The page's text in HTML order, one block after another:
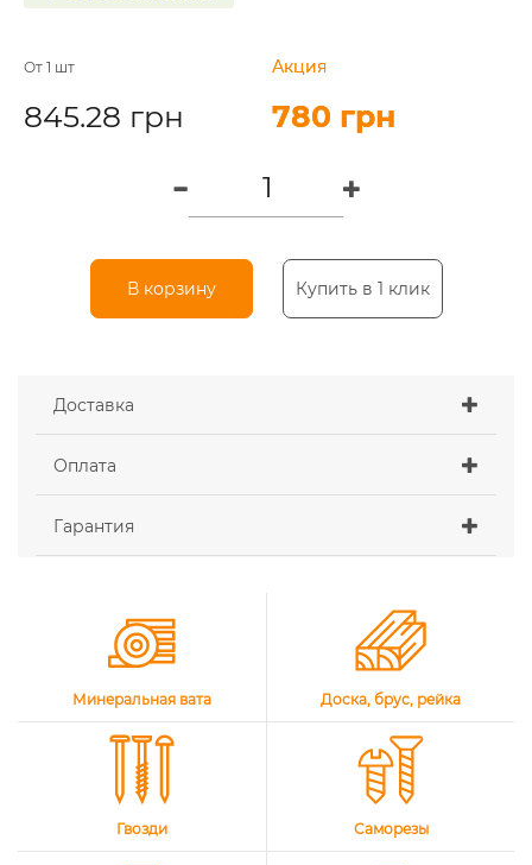
От 1 шт
845.28 грн
Акция
780 грн
Акция
780 грн
В корзину Купить в 1 клик
Доставка
Оплата
Гарантия
Минеральная вата Доска, брус, рейка
Гвозди Саморезы